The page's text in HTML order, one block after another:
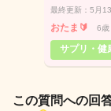
最終更新：5月13
おたま🔰 6歳
サプリ・健
この質問への回